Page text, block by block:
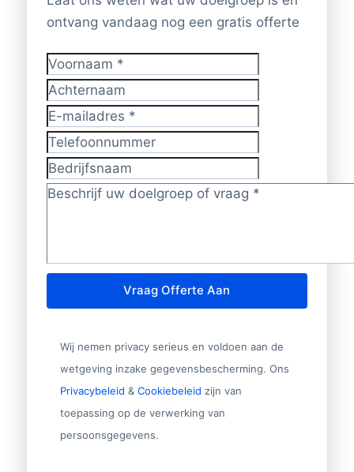
ontvang vandaag nog een gratis offerte
Voornaam*
Achternaam
E-mailadres*
Telefoonnummer
Bedrijfsnaam
Doelgroep/vraag?
*
Vraag Offerte Aan
Wij nemen privacy serieus en voldoen aan de
wetgeving inzake gegevensbescherming. Ons
Privacybeleid & Cookiebeleid zijn van
toepassing op de verwerking van
persoonsgegevens.